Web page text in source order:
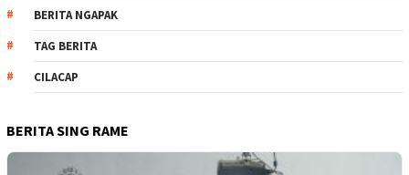
BERITA NGAPAK
TAG BERITA
CILACAP
BERITA SING RAME